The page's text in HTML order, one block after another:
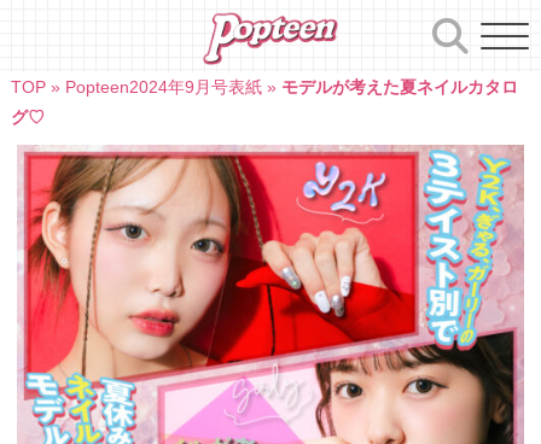
TOP» Popteen2024年9月号表紙» モデルが考えた夏ネイルカタロ
グ♡